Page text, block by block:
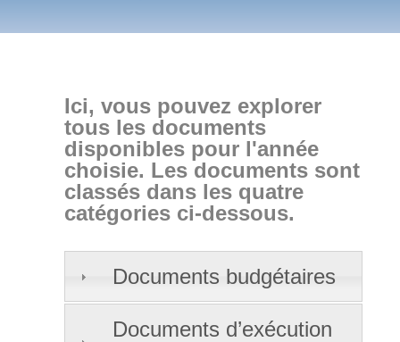
Ici, vous pouvez explorer
tous les documents
disponibles pour l'année
choisie. Les documents sont
classés dans les quatre
catégories ci-dessous.
Documents budgétaires
Documents d’exécution